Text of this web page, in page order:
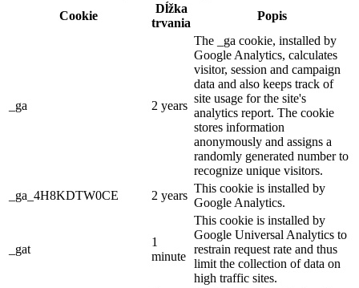
Cookie
Dĺžka
trvania
Popis
_ga 2 years
The _ga cookie, installed by
Google Analytics, calculates
visitor, session and campaign
data and also keeps track of
site usage for the site's
analytics report. The cookie
stores information
anonymously and assigns a
randomly generated number to
recognize unique visitors.
_ga_4H8KDTW0CE
2 years
This cookie is installed by
Google Analytics.
_gat
1
minute
This cookie is installed by
Google Universal Analytics to
restrain request rate and thus
limit the collection of data on
high traffic sites.